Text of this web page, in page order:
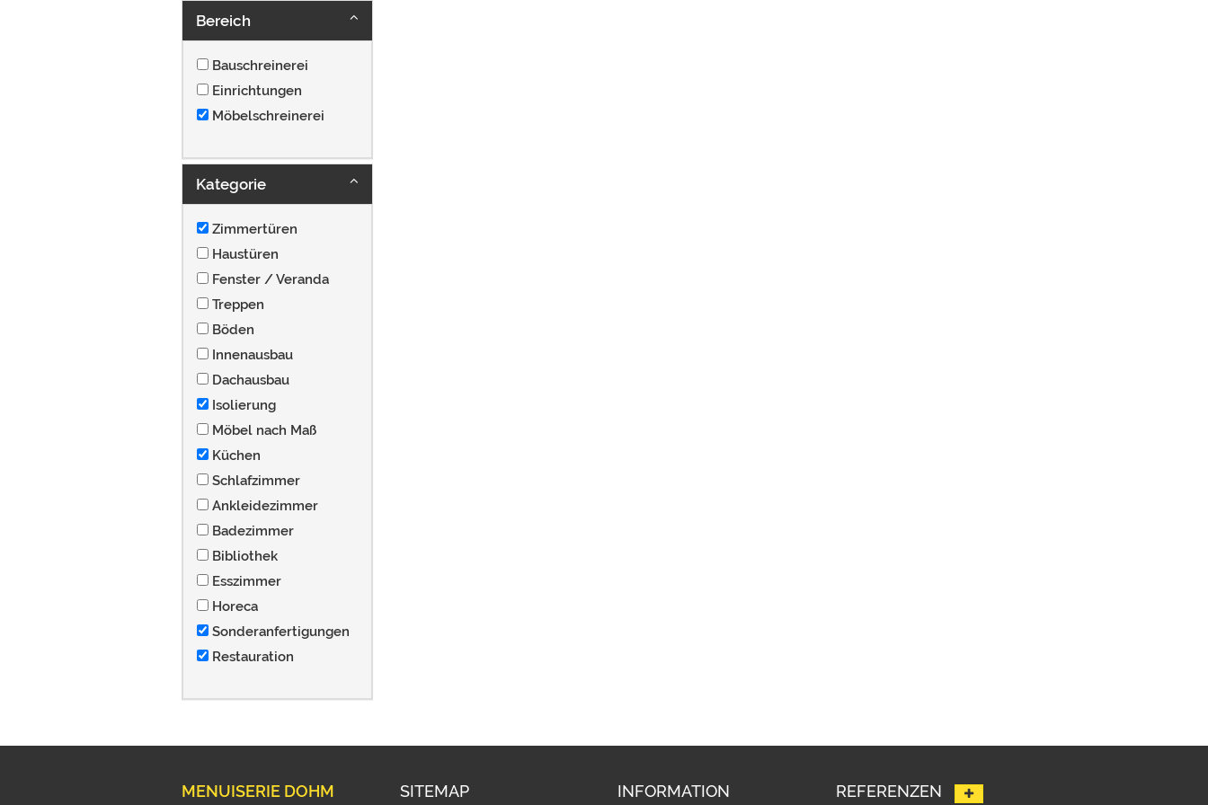
Bereich
Bauschreinerei
Einrichtungen
Möbelschreinerei
Kategorie
Zimmertüren
Haustüren
Fenster / Veranda
Treppen
Böden
Innenausbau
Dachausbau
Isolierung
Möbel nach Maß
Küchen
Schlafzimmer
Ankleidezimmer
Badezimmer
Bibliothek
Esszimmer
Horeca
Sonderanfertigungen
Restauration
MENUISERIE DOHM SITEMAP INFORMATION REFERENZEN